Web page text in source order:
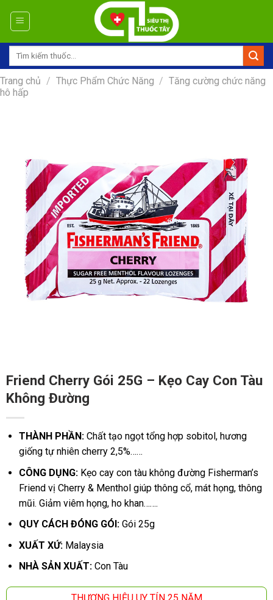
Tìm
Trang chủ / Thực Phẩm Chức Năng / Tăng cường chức năng
hô hấp
Friend Cherry Gói 25G – Kẹo Cay Con Tàu
Không Đường
THÀNH PHẦN: Chất tạo ngọt tổng hợp sobitol, hương
giống tự nhiên cherry 2,5%……
CÔNG DỤNG: Kẹo cay con tàu không đường Fisherman’s
Friend vị Cherry & Menthol giúp thông cổ, mát họng, thông
mũi. Giảm viêm họng, ho khan…….
QUY CÁCH ĐÓNG GÓI: Gói 25g
XUẤT XỨ: Malaysia
NHÀ SẢN XUẤT: Con Tàu